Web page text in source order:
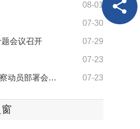
08-01
07-30
07-29
会议召开
07-23
07-23
全县巡察工作会议暨十五届县委第一轮巡察动员部署会召开